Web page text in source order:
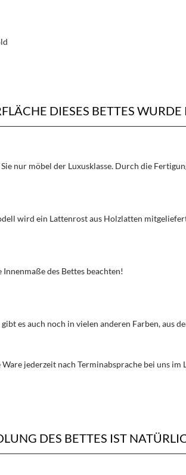
DIESES BETTES
nur möbel der Luxusklasse. Durch die
wird ein Lattenrost aus Holzlatten
des Bettes beachten!
es auch noch in vielen anderen Farben, aus
Ware jederzeit nach Terminabsprache bei uns im
DES BETTES IST